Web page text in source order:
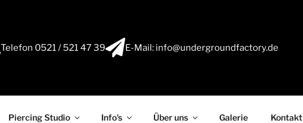
Telefon 0521 / 521 47 39 E-Mail: info@undergroundfactory.de
Piercing Studio Info’s Über uns Galerie Kontakt